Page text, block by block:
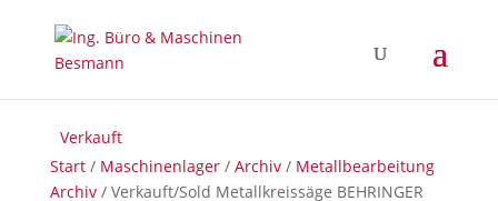
Start/ Maschinenlager/ Archiv/ Metallbearbeitung
Archiv/ Verkauft/Sold Metallkreissäge BEHRINGER
Verkauft